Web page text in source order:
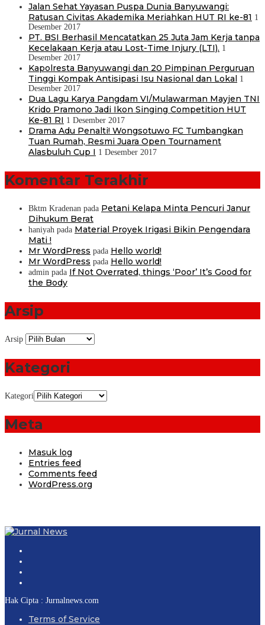
Jalan Sehat Yayasan Puspa Dunia Banyuwangi:
Ratusan Civitas Akademika Meriahkan HUT RI ke-81 1
Desember 2017
PT. BSI Berhasil Mencatatkan 25 Juta Jam Kerja tanpa
Kecelakaan Kerja atau Lost-Time Injury (LTI). 1
Desember 2017
Kapolresta Banyuwangi dan 20 Pimpinan Perguruan
Tinggi Kompak Antisipasi Isu Nasional dan Lokal 1
Desember 2017
Dua Lagu Karya Pangdam VI/Mulawarman Mayjen TNI
Krido Pramono Jadi Ikon Singing Competition HUT
Ke-81 RI 1 Desember 2017
Drama Adu Penalti! Wongsotuwo FC Tumbangkan
Tuan Rumah, Resmi Juara Open Tournament
Alasbuluh Cup I 1 Desember 2017
Komentar Terakhir
Bktm Kradenan pada Petani Kelapa Minta Pencuri Janur
Dihukum Berat
haniyah pada Material Proyek Irigasi Bikin Pengendara
Mati !
Mr WordPress pada Hello world!
Mr WordPress pada Hello world!
admin pada If Not Overrated, things ‘Poor’ It’s Good for
the Body
Arsip
Arsip
Kategori
Kategori
Meta
Masuk log
Entries feed
Comments feed
WordPress.org
Hak Cipta : Jurnalnews.com
Terms of Service